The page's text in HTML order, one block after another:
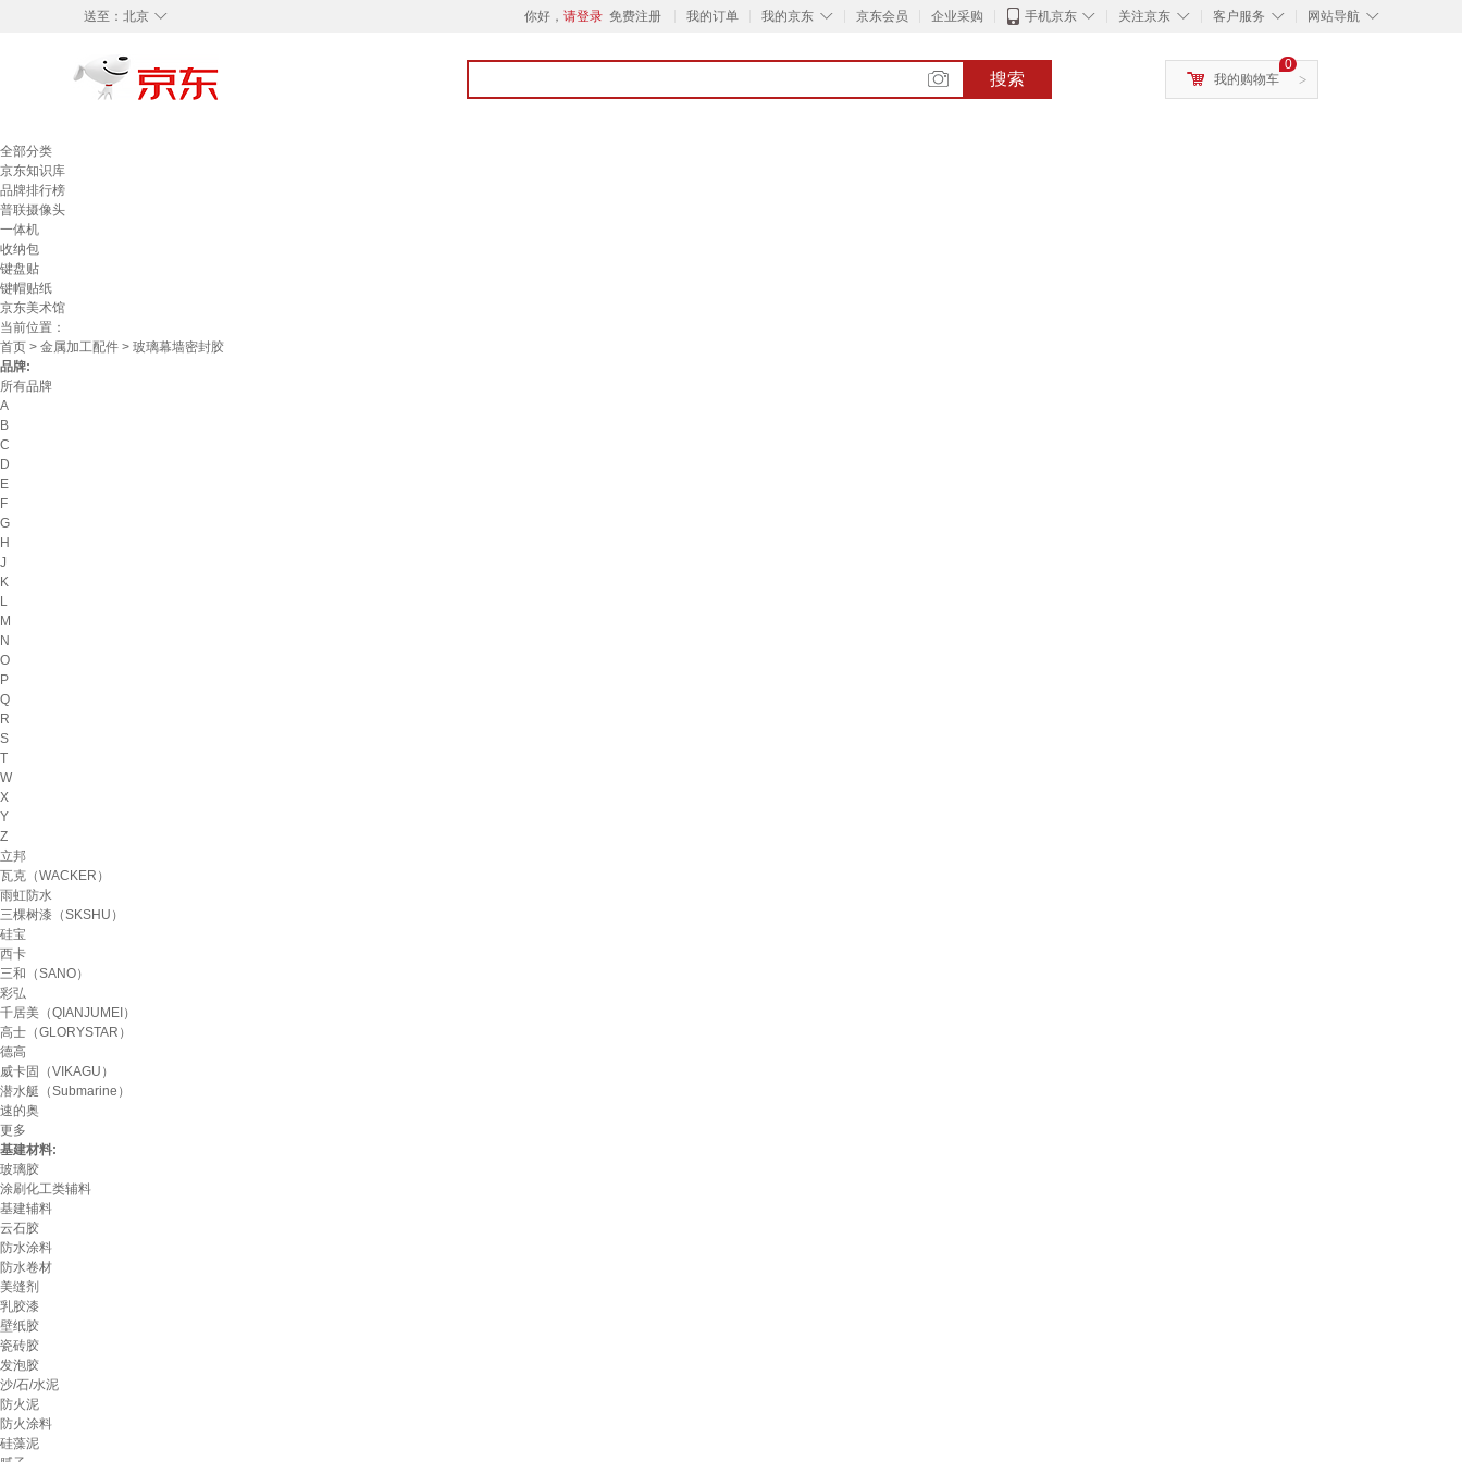
◇
送至： 北京 你好， 请登录 免费注册 我的订单 ◇
我的京东 京东会员 企业采购 ◇
手机京东 ◇
关注京东 ◇
客户服务 ◇
网站导航
搜索 >
0
我的购物车
全部分类
京东知识库
品牌排行榜
普联摄像头
一体机
收纳包
键盘贴
键帽贴纸
京东美术馆
当前位置：
首页 > 金属加工配件 > 玻璃幕墙密封胶
品牌:
所有品牌
A
B
C
D
E
F
G
H
J
K
L
M
N
O
P
Q
R
S
T
W
X
Y
Z
立邦
瓦克（WACKER）
雨虹防水
三棵树漆（SKSHU）
硅宝
西卡
三和（SANO）
彩弘
千居美（QIANJUMEI）
高士（GLORYSTAR）
德高
威卡固（VIKAGU）
潜水艇（Submarine）
速的奥
更多
基建材料:
玻璃胶
涂刷化工类辅料
基建辅料
云石胶
防水涂料
防水卷材
美缝剂
乳胶漆
壁纸胶
瓷砖胶
发泡胶
沙/石/水泥
防火泥
防火涂料
硅藻泥